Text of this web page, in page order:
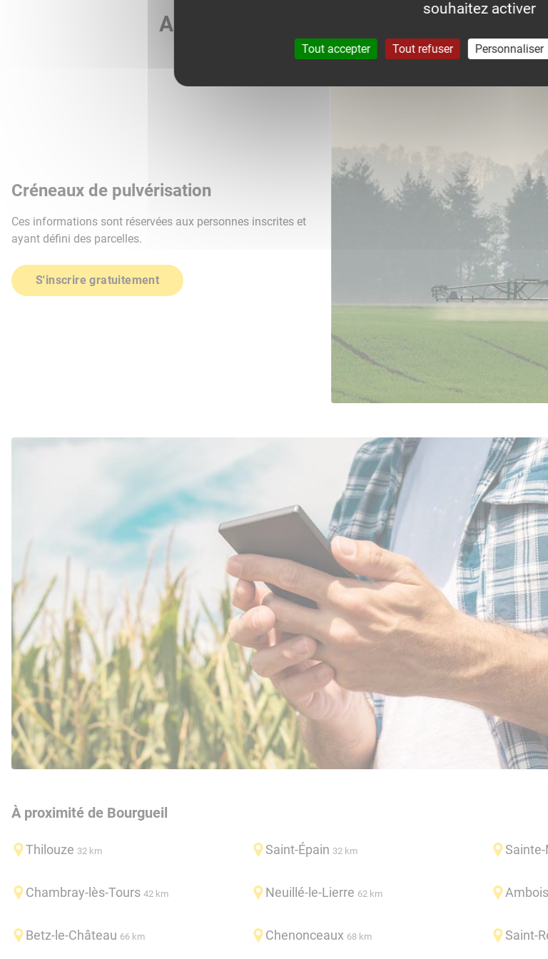
Agri météo vous accompagne dans le
Créneaux de pulvérisation
Ces informations sont réservées aux personnes inscrites et
ayant défini des parcelles.
S'inscrire gratuitement
À proximité de Bourgueil
Thilouze 32 km Saint-Épain 32 km
Chambray-lès-Tours 42 km Neuillé-le-Lierre 62 km
Betz-le-Château 66 km Chenonceaux 68 km Saint-
souhaitez activer
Tout accepter Tout refuser Personnaliser